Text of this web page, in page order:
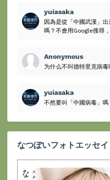
yuiasaka
因為是從「中國武漢」
嗎？不會用Google搜尋
Anonymous
为什么不叫德特里克病
yuiasaka
不然要叫「中國病毒」
なつぽいフォトエッセ